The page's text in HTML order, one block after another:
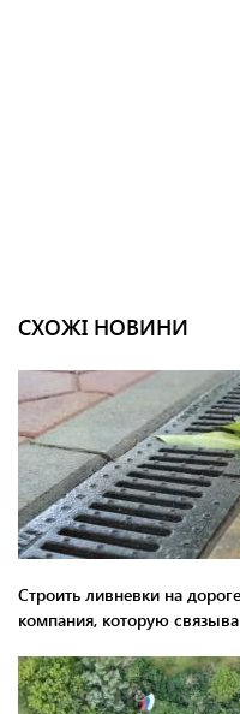
СХОЖІ НОВИНИ
Строить ливневки на
компания, которую